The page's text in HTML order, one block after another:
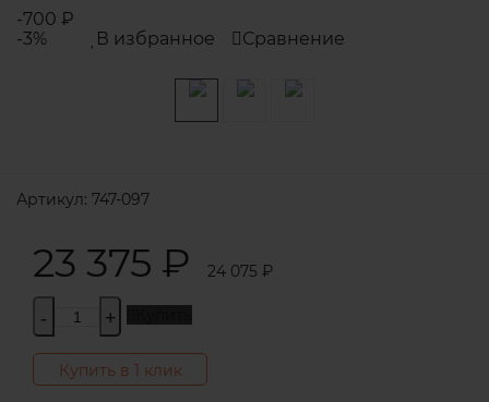
-700 ₽
-3%
В избранное Сравнение
Артикул: 747-097
23 375 ₽ 24 075 ₽
- +
Купить в 1 клик